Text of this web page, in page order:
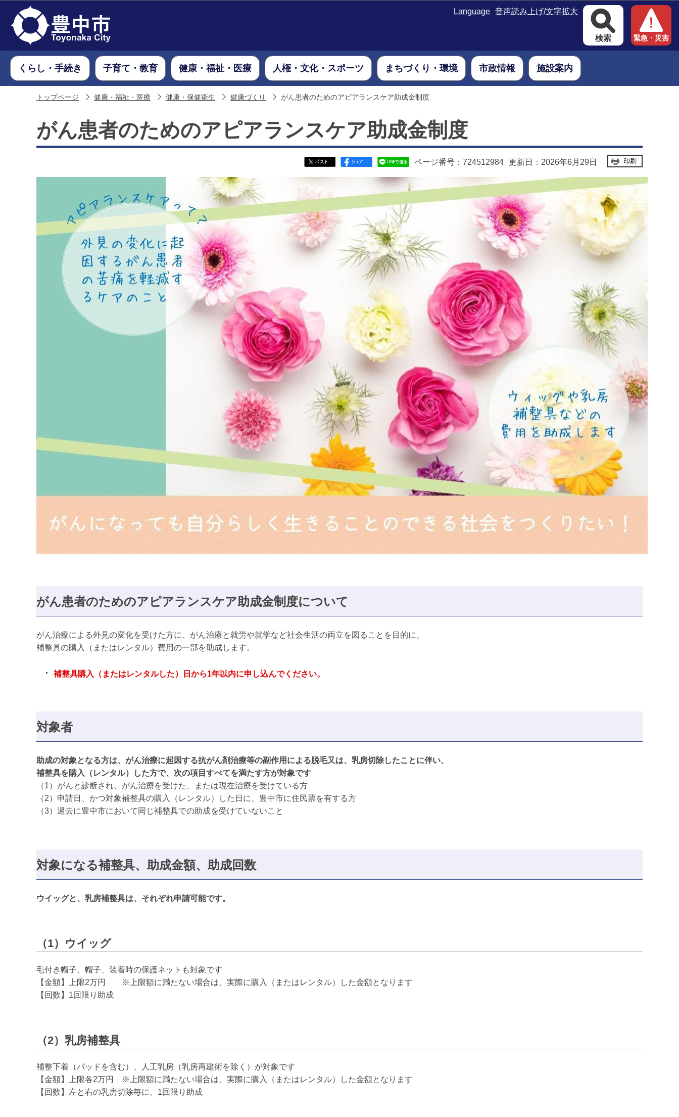
Language 音声読み上げ/文字拡大
検索 緊急・災害
くらし・手続き 子育て・教育 健康・福祉・医療 人権・文化・スポーツ まちづくり・環境 市政情報 施設案内
トップページ 健康・福祉・医療 健康・保健衛生 健康づくり がん患者のためのアピアランスケア助成金制度
がん患者のためのアピアランスケア助成金制度
ページ番号：724512984 更新日：2026年6月29日 印刷
がん患者のためのアピアランスケア助成金制度について
がん治療による外見の変化を受けた方に、がん治療と就労や就学など社会生活の両立を図ることを目的に、
補整具の購入（またはレンタル）費用の一部を助成します。
補整具購入（またはレンタルした）日から1年以内に申し込んでください。
対象者
助成の対象となる方は、がん治療に起因する抗がん剤治療等の副作用による脱毛又は、乳房切除したことに伴い、
補整具を購入（レンタル）した方で、次の項目すべてを満たす方が対象です
（1）がんと診断され、がん治療を受けた、または現在治療を受けている方
（2）申請日、かつ対象補整具の購入（レンタル）した日に、豊中市に住民票を有する方
（3）過去に豊中市において同じ補整具での助成を受けていないこと
対象になる補整具、助成金額、助成回数
ウイッグと、乳房補整具は、それぞれ申請可能です。
（1）ウイッグ
毛付き帽子、帽子、装着時の保護ネットも対象です
【金額】上限2万円 ※上限額に満たない場合は、実際に購入（またはレンタル）した金額となります
【回数】1回限り助成
（2）乳房補整具
補整下着（パッドを含む）、人工乳房（乳房再建術を除く）が対象です
【金額】上限各2万円 ※上限額に満たない場合は、実際に購入（またはレンタル）した金額となります
【回数】左と右の乳房切除毎に、1回限り助成